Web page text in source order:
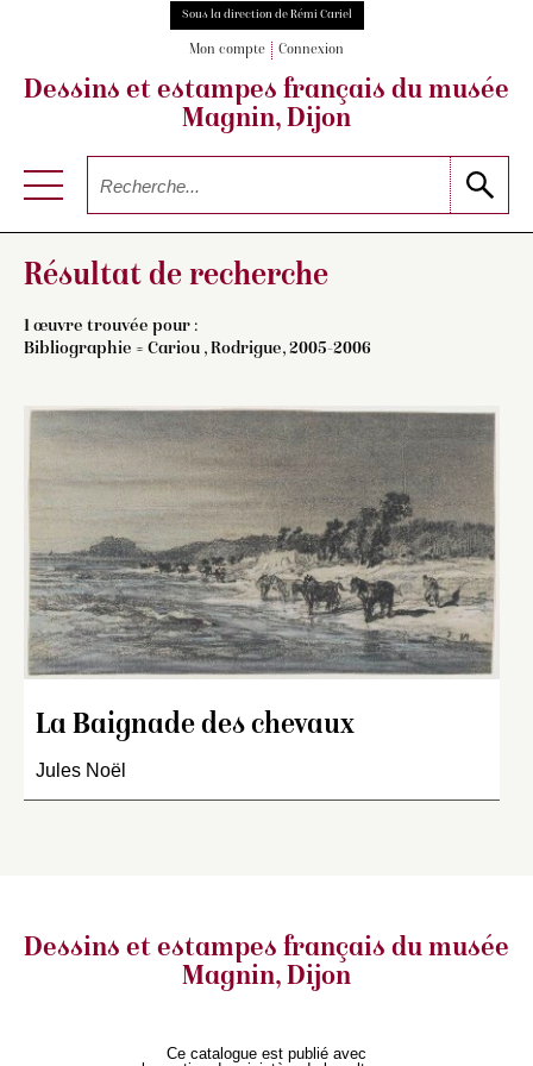
Sous la direction de Rémi Cariel
Mon compte Connexion
Dessins et estampes français du musée
Magnin, Dijon
Résultat de recherche
1 œuvre trouvée pour :
Bibliographie = Cariou , Rodrigue, 2005-2006
La Baignade des chevaux
Jules Noël
Dessins et estampes français du musée
Magnin, Dijon
Ce catalogue est publié avec